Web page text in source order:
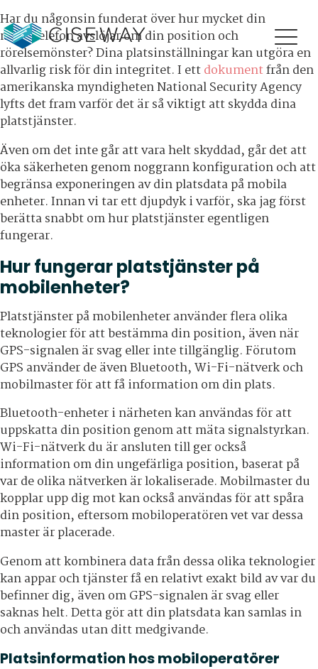
Har du någonsin funderat över hur mycket din
mobiltelefon avslöjar om din position och
rörelsemönster? Dina platsinställningar kan utgöra en
allvarlig risk för din integritet. I ettdokumentfrån den
amerikanska myndigheten National Security Agency
lyfts det fram varför det är så viktigt att skydda dina
platstjänster.
Även om det inte går att vara helt skyddad, går det att
öka säkerheten genom noggrann konfiguration och att
begränsa exponeringen av din platsdata på mobila
enheter. Innan vi tar ett djupdyk i varför, ska jag först
berätta snabbt om hur platstjänster egentligen
fungerar.
Hur fungerar platstjänster på
mobilenheter?
Platstjänster på mobilenheter använder flera olika
teknologier för att bestämma din position, även när
GPS-signalen är svag eller inte tillgänglig. Förutom
GPS använder de även Bluetooth, Wi-Fi-nätverk och
mobilmaster för att få information om din plats.
Bluetooth-enheter i närheten kan användas för att
uppskatta din position genom att mäta signalstyrkan.
Wi-Fi-nätverk du är ansluten till ger också
information om din ungefärliga position, baserat på
var de olika nätverken är lokaliserade. Mobilmaster du
kopplar upp dig mot kan också användas för att spåra
din position, eftersom mobiloperatören vet var dessa
master är placerade.
Genom att kombinera data från dessa olika teknologier
kan appar och tjänster få en relativt exakt bild av var du
befinner dig, även om GPS-signalen är svag eller
saknas helt. Detta gör att din platsdata kan samlas in
och användas utan ditt medgivande.
Platsinformation hos mobiloperatörer